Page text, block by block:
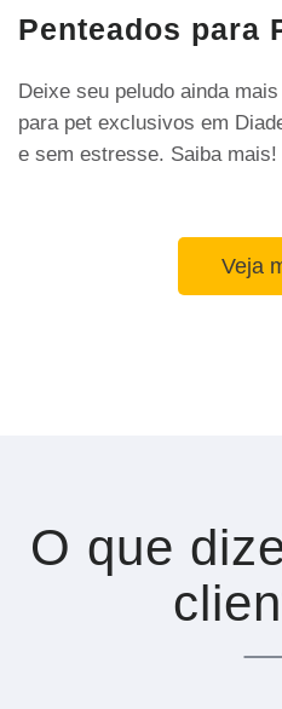
Penteados para
Deixe seu peludo ainda
para pet exclusivos em
e sem estresse. Saiba mais!
Veja
O que